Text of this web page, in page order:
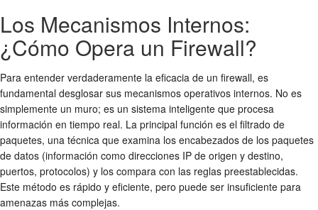
Los Mecanismos Internos:
¿Cómo Opera un Firewall?
Para entender verdaderamente la eficacia de un firewall, es
fundamental desglosar sus mecanismos operativos internos. No es
simplemente un muro; es un sistema inteligente que procesa
información en tiempo real. La principal función es el filtrado de
paquetes, una técnica que examina los encabezados de los paquetes
de datos (información como direcciones IP de origen y destino,
puertos, protocolos) y los compara con las reglas preestablecidas.
Este método es rápido y eficiente, pero puede ser insuficiente para
amenazas más complejas.